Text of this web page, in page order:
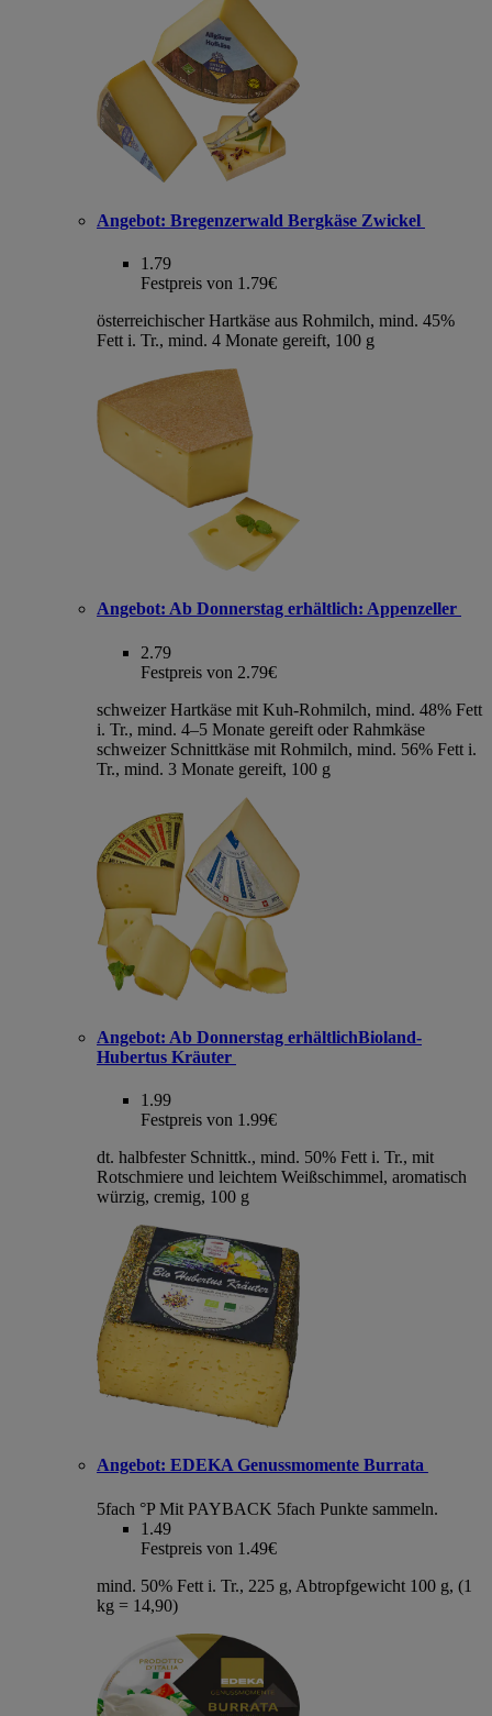
Angebot: Bregenzerwald Bergkäse Zwickel
1.79
Festpreis von 1.79€
österreichischer Hartkäse aus Rohmilch, mind. 45%
Fett i. Tr., mind. 4 Monate gereift, 100 g
Angebot: Ab Donnerstag erhältlich: Appenzeller
2.79
Festpreis von 2.79€
schweizer Hartkäse mit Kuh-Rohmilch, mind. 48% Fett
i. Tr., mind. 4–5 Monate gereift oder Rahmkäse
schweizer Schnittkäse mit Rohmilch, mind. 56% Fett i.
Tr., mind. 3 Monate gereift, 100 g
Angebot: Ab Donnerstag erhältlichBioland-
Hubertus Kräuter
1.99
Festpreis von 1.99€
dt. halbfester Schnittk., mind. 50% Fett i. Tr., mit
Rotschmiere und leichtem Weißschimmel, aromatisch
würzig, cremig, 100 g
Angebot: EDEKA Genussmomente Burrata
5fach °P Mit PAYBACK 5fach Punkte sammeln.
1.49
Festpreis von 1.49€
mind. 50% Fett i. Tr., 225 g, Abtropfgewicht 100 g, (1
kg = 14,90)